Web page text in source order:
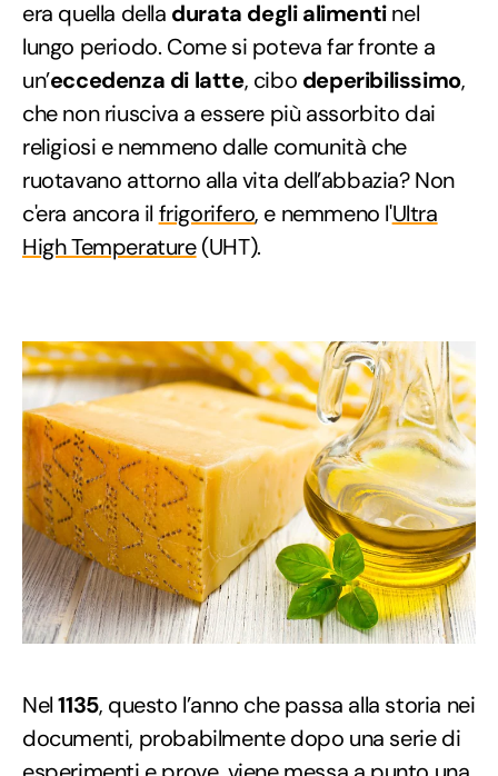
era quella della durata degli alimentinel
lungo periodo. Come si poteva far fronte a
un’eccedenza di latte, cibo deperibilissimo,
che non riusciva a essere più assorbito dai
religiosi e nemmeno dalle comunità che
ruotavano attorno alla vita dell’abbazia? Non
c'era ancora il frigorifero, e nemmeno l'Ultra
High Temperature(UHT).
Nel1135, questo l’anno che passa alla storia nei
documenti, probabilmente dopo una serie di